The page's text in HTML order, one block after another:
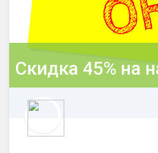
Скидка 45% на